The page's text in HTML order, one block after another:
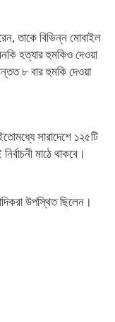
তাকে বিভিন্ন মোবাইল
হত্যার হুমকিও দেওয়া
৮ বার হুমকি দেওয়া
সারাদেশে ১২৫টি
মাঠে থাকবে।
উপস্থিত ছিলেন।